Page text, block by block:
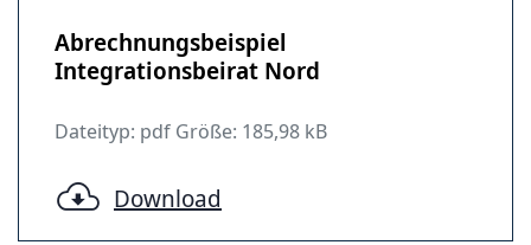
Abrechnungsbeispiel
Integrationsbeirat Nord
Dateityp: pdf Größe: 185,98 kB
Download